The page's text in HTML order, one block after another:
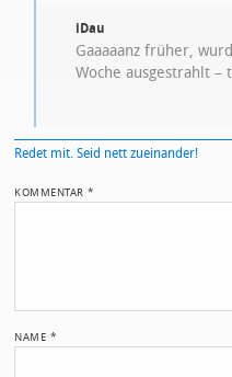
iDau
Gaaaaanz früher,
Woche ausgestrahlt –
Redet mit. Seid nett zueinander!
KOMMENTAR*
NAME *